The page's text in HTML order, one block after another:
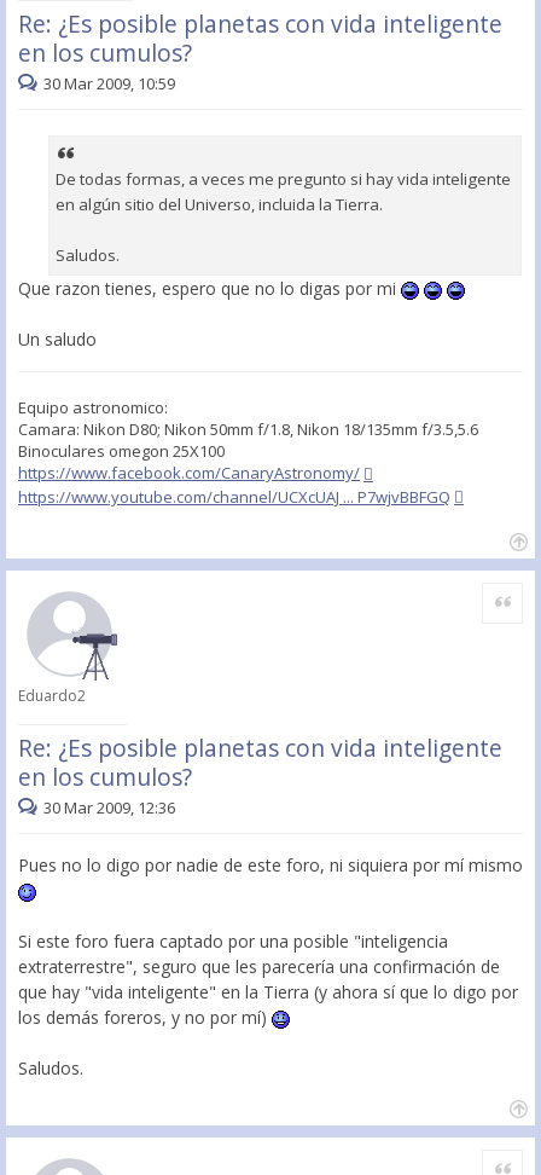
Re: ¿Es posible planetas con vida inteligente
en los cumulos?
30 Mar 2009, 10:59
De todas formas, a veces me pregunto si hay vida inteligente
en algún sitio del Universo, incluida la Tierra.
Saludos.
Que razon tienes, espero que no lo digas por mi
Un saludo
Equipo astronomico:
Camara: Nikon D80; Nikon 50mm f/1.8, Nikon 18/135mm f/3.5,5.6
Binoculares omegon 25X100
https://www.facebook.com/CanaryAstronomy/
https://www.youtube.com/channel/UCXcUAJ ... P7wjvBBFGQ
Eduardo2
Re: ¿Es posible planetas con vida inteligente
en los cumulos?
Citar
30 Mar 2009, 12:36
Pues no lo digo por nadie de este foro, ni siquiera por mí mismo
Si este foro fuera captado por una posible "inteligencia
extraterrestre", seguro que les parecería una confirmación de
que hay "vida inteligente" en la Tierra (y ahora sí que lo digo por
los demás foreros, y no por mí)
Saludos.
Citar